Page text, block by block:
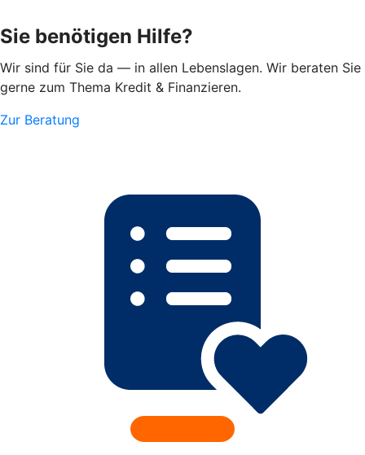
Sie benötigen Hilfe?
Wir sind für Sie da — in allen Lebenslagen. Wir beraten Sie
gerne zum Thema Kredit & Finanzieren.
Zur Beratung